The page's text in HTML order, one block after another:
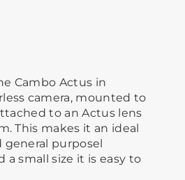
Cambo Actus in
camera, mounted to
to an Actus lens
This makes it an ideal
general purposel
small size it is easy to